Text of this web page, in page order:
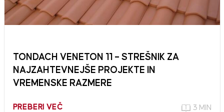
TONDACH VENETON 11 – STREŠNIK ZA
NAJZAHTEVNEJŠE PROJEKTE IN
VREMENSKE RAZMERE
PREBERI VEČ 3 MIN